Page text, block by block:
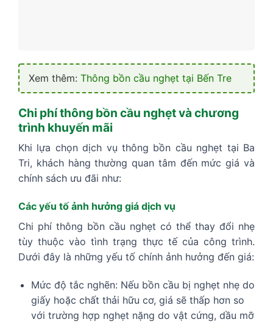
Xem thêm: Thông bồn cầu nghẹt tại Bến Tre
Chi phí thông bồn cầu nghẹt và chương
trình khuyến mãi
Khi lựa chọn dịch vụ thông bồn cầu nghẹt tại Ba
Tri, khách hàng thường quan tâm đến mức giá và
chính sách ưu đãi như:
Các yếu tố ảnh hưởng giá dịch vụ
Chi phí thông bồn cầu nghẹt có thể thay đổi nhẹ
tùy thuộc vào tình trạng thực tế của công trình.
Dưới đây là những yếu tố chính ảnh hưởng đến giá:
Mức độ tắc nghẽn: Nếu bồn cầu bị nghẹt nhẹ do
giấy hoặc chất thải hữu cơ, giá sẽ thấp hơn so
với trường hợp nghẹt nặng do vật cứng, dầu mỡ